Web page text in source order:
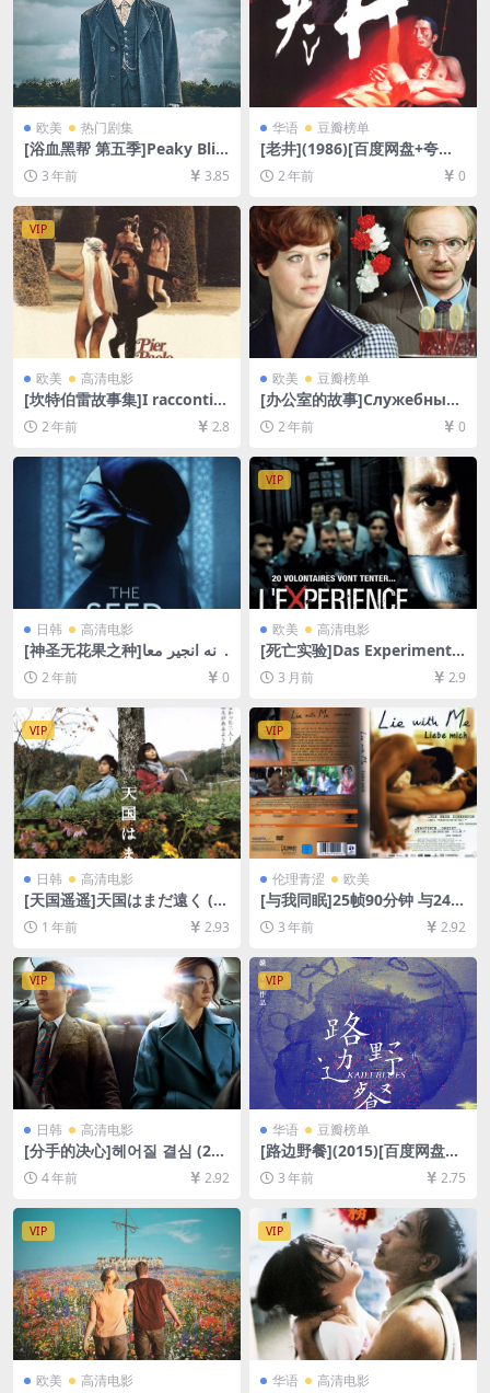
欧美 热门剧集
[浴血黑帮 第五季]Peaky Blin
ders Season 5 (2019)[百度网
盘+迅雷云盘+阿里云盘资源10
80P超清未删减][MP4/8GB]
[中英字幕]
3 年前 3.85
华语 豆瓣榜单
[老井](1986)[百度网盘+夸克
网盘1080P超清未删减资源]
[网盘在线播放/下载][MP4/8.
3GB][中文字幕]
2 年前 0
VIP
欧美 高清电影
[坎特伯雷故事集]I racconti d
i Canterbury (1972)[百度网
盘+夸克网盘1080P超清未删
减资源][网盘在线播放/下载]
[MP4/7.8GB][中文字幕]
2 年前 2.8
欧美 豆瓣榜单
[办公室的故事]Служебный
Роман (1977)[百度网盘+夸
克网盘1080P超清资源][网盘
在线播放/下载][MP4/10GB]
[中文字幕]
2 年前 0
日韩 高清电影
[神圣无花果之种]دانه انجیر معا
بد (2024)[百度网盘+夸克网盘
1080P超清未删减资源][网盘
文字幕]
2 年前 0
VIP
欧美 高清电影
[死亡实验]Das Experiment
(2001)[百度网盘+夸克网盘10
80P超清未删减资源][网盘在
文字幕]
3 月前 2.9
VIP
日韩 高清电影
[天国遥遥]天国はまだ遠く (2
008)[百度网盘+夸克网盘1080
P超清未删减资源][网盘在线播
放/下载][MP4/3GB][中文字
幕]
1 年前 2.93
VIP
伦理青涩 欧美
[与我同眠]25帧90分钟 与24帧
93分钟版本一致 Lie with Me
(2005)[百度网盘+夸克网盘
+迅雷云盘资源1080P超清未
删减][MP4/5GB][中英字幕]
3 年前 2.92
VIP
日韩 高清电影
[分手的决心]헤어질 결심 (202
2)[百度网盘+迅雷云盘资源10
80P超清未删减][MP4/8GB]
[韩语中字]
4 年前 2.92
VIP
华语 豆瓣榜单
[路边野餐](2015)[百度网盘
+夸克网盘1080P超清未删减
资源][网盘在线播放/下载][MP
4/6.9GB][中文字幕]
3 年前 2.75
VIP
欧美 高清电影
VIP
华语 高清电影